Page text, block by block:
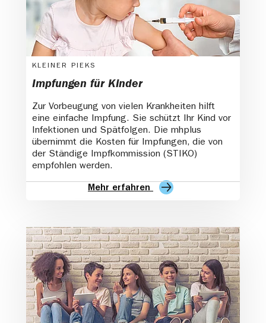
KLEINER PIEKS
Impfungen für Kinder
Zur Vorbeugung von vielen Krankheiten hilft
eine einfache Impfung. Sie schützt Ihr Kind vor
Infektionen und Spätfolgen. Die mhplus
übernimmt die Kosten für Impfungen, die von
der Ständige Impfkommission (STIKO)
empfohlen werden.
Mehr erfahren